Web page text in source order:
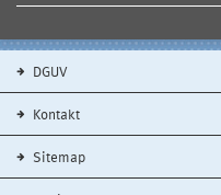
DGUV
Kontakt
Sitemap